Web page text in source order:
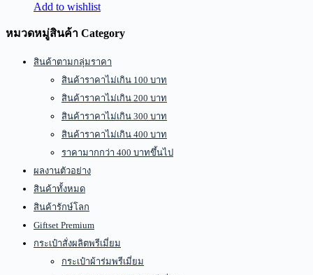
Add to wishlist
หมวดหมู่สินค้า Category
สินค้าตามกลุ่มราคา
สินค้าราคาไม่เกิน 100 บาท
สินค้าราคาไม่เกิน 200 บาท
สินค้าราคาไม่เกิน 300 บาท
สินค้าราคาไม่เกิน 400 บาท
ราคามากกว่า 400 บาทขึ้นไป
ผลงานตัวอย่าง
สินค้าทั้งหมด
สินค้ารักษ์โลก
Giftset Premium
กระเป๋าสั่งผลิตพรีเมี่ยม
กระเป๋าผ้าร่มพรีเมี่ยม